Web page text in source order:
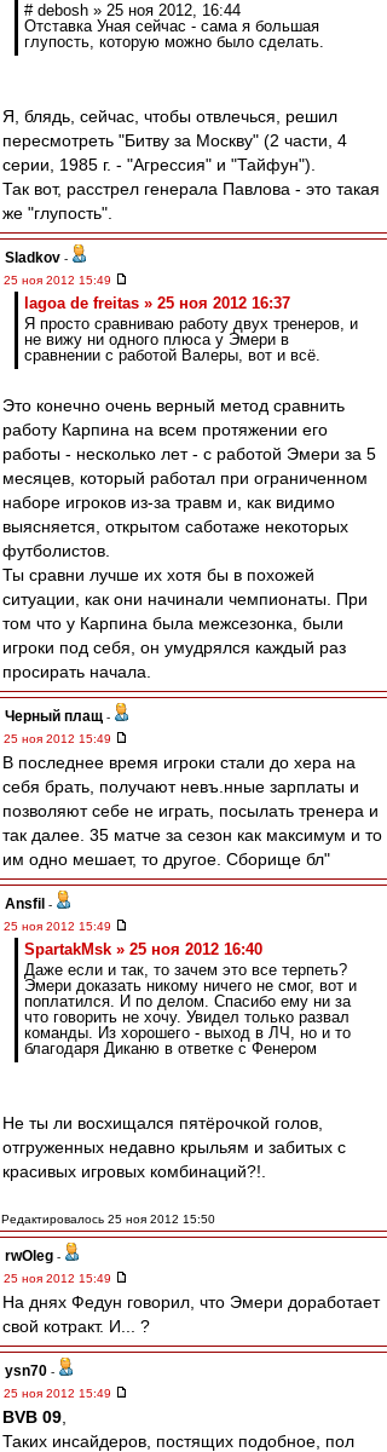
# debosh » 25 ноя 2012, 16:44
Отставка Уная сейчас - сама я большая
глупость, которую можно было сделать.
Я, блядь, сейчас, чтобы отвлечься, решил
пересмотреть "Битву за Москву" (2 части, 4
серии, 1985 г. - "Агрессия" и "Тайфун").
Так вот, расстрел генерала Павлова - это такая
же "глупость".
Sladkov -
25 ноя 2012 15:49
lagoa de freitas » 25 ноя 2012 16:37
Я просто сравниваю работу двух тренеров, и
не вижу ни одного плюса у Эмери в
сравнении с работой Валеры, вот и всё.
Это конечно очень верный метод сравнить
работу Карпина на всем протяжении его
работы - несколько лет - с работой Эмери за 5
месяцев, который работал при ограниченном
наборе игроков из-за травм и, как видимо
выясняется, открытом саботаже некоторых
футболистов.
Ты сравни лучше их хотя бы в похожей
ситуации, как они начинали чемпионаты. При
том что у Карпина была межсезонка, были
игроки под себя, он умудрялся каждый раз
просирать начала.
Черный плащ -
25 ноя 2012 15:49
В последнее время игроки стали до хера на
себя брать, получают невъ.нные зарплаты и
позволяют себе не играть, посылать тренера и
так далее. 35 матче за сезон как максимум и то
им одно мешает, то другое. Сборище бл"
Ansfil -
25 ноя 2012 15:49
SpartakMsk » 25 ноя 2012 16:40
Даже если и так, то зачем это все терпеть?
Эмери доказать никому ничего не смог, вот и
поплатился. И по делом. Спасибо ему ни за
что говорить не хочу. Увидел только развал
команды. Из хорошего - выход в ЛЧ, но и то
благодаря Диканю в ответке с Фенером
Не ты ли восхищался пятёрочкой голов,
отгруженных недавно крыльям и забитых с
красивых игровых комбинаций?!.
Редактировалось 25 ноя 2012 15:50
rwOleg -
25 ноя 2012 15:49
На днях Федун говорил, что Эмери доработает
свой котракт. И... ?
ysn70 -
25 ноя 2012 15:49
BVB 09
Таких инсайдеров, постящих подобное, пол